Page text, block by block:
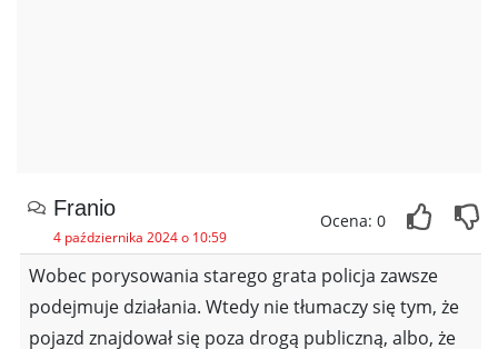
Franio
4 października 2024 o 10:59
Ocena: 0
Wobec porysowania starego grata policja zawsze
podejmuje działania. Wtedy nie tłumaczy się tym, że
pojazd znajdował się poza drogą publiczną, albo, że